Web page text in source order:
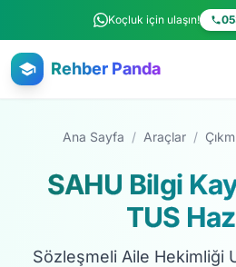
Ana içeriğe atlaKoçluk için ulaşın!
Rehber Panda
Ana Sayfa / Araçlar /
SAHU Bilgi
TUS
Sözleşmeli Aile Hekimliği